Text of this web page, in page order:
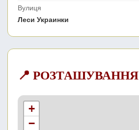
Вулиця
Леси Украинки
📍 РОЗТАШУВАННЯ
+
−